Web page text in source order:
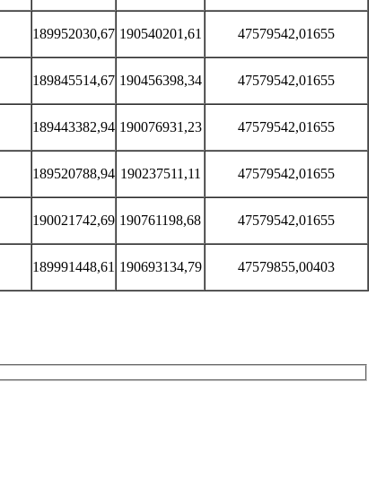
189952030,67 190540201,61 47579542,01655
189845514,67 190456398,34 47579542,01655
189443382,94 190076931,23 47579542,01655
189520788,94 190237511,11 47579542,01655
190021742,69 190761198,68 47579542,01655
189991448,61 190693134,79 47579855,00403